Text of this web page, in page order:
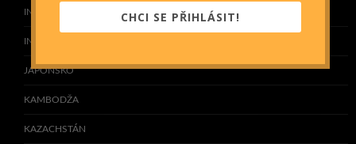
INDIE
INDONÉSIE
JAPONSKO
KAMBODŽA
KAZACHSTÁN
CHCI SE PŘIHLÁSIT!